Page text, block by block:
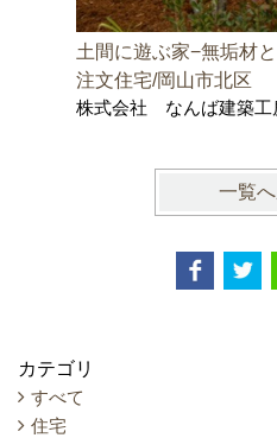
土間に遊ぶ家−無垢材
注文住宅/岡山市北区
株式会社 なんば建築工
一覧
カテゴリ
すべて
住宅